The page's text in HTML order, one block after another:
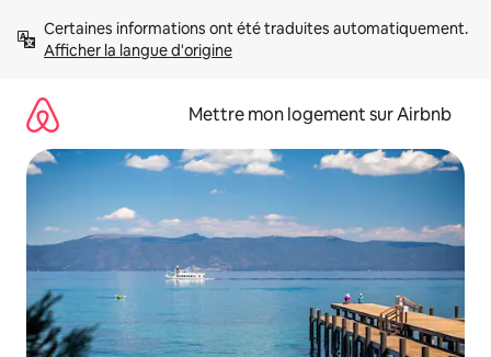
directement
Afficher la langue d'origine
Mettre mon logement sur Airbnb